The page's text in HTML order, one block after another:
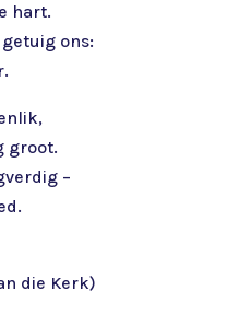
hart.
ons:
groot.
–
die Kerk)